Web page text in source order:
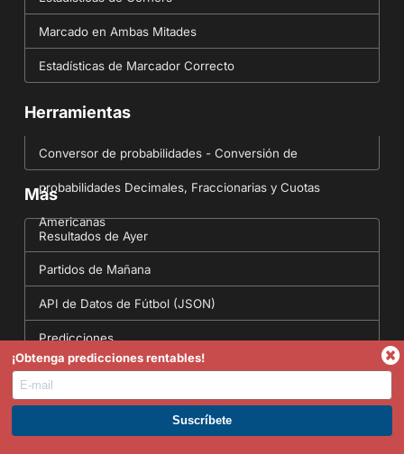
Marcado en Ambas Mitades
Estadísticas de Marcador Correcto
Herramientas
Conversor de probabilidades - Conversión de
probabilidades Decimales, Fraccionarias y Cuotas
Americanas
Más
Resultados de Ayer
Partidos de Mañana
API de Datos de Fútbol (JSON)
Predicciones
English Site
ÚNETE A PREMIUM. GANA AHORA.
¡Obtenga predicciones rentables!